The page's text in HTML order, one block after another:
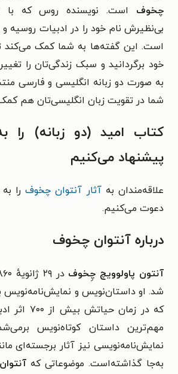
چخوف است. نویسنده روس که با
بی‌نظیرش نام خود را در ادبیات روسیه و
است. این گفته‌ها به شما کمک می‌کند
خود برگردانید و سبک زندگی‌تان را
به صورت دو زبانه انگلیسی و فارسی
شما در تقویت زبان انگلیسی‌تان هم
کتاب امید (دو زبانه) را
پیشنهاد می‌کنیم
علاقه‌مندان بهآثار آنتوان چخوف را
دعوت می‌کنیم.
درباره آنتوان چخوف
آنتون پاولوویچ چِخوف
شد. او داستان‌نویس و
که در زمان
مهم‌ترین داستان کوتاه‌نویس
نمایش‌نامه‌نویسی نیز آثار برجسته‌ای
به‌جا گذاشته‌است. موضوعاتی که